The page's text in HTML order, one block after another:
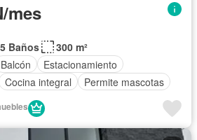
mes
Baños
300 m²
Balcón
Estacionamiento
Cocina integral
Permite mascotas